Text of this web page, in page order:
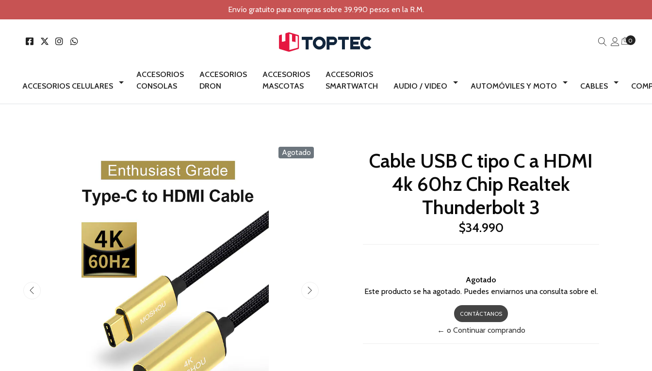
Envío gratuito para compras sobre 39.990 pesos en la R.M.
0
ACCESORIOS CELULARES
ACCESORIOS
CONSOLAS
ACCESORIOS
DRON
ACCESORIOS
MASCOTAS
ACCESORIOS
SMARTWATCH
AUDIO / VIDEO AUTOMÓVILES Y MOTO CABLES
Agotado
Cable USB C tipo C a HDMI
4k 60hz Chip Realtek
Thunderbolt 3
$34.990
Agotado
Este producto se ha agotado. Puedes enviarnos una consulta sobre el.
CONTÁCTANOS
← o Continuar comprando